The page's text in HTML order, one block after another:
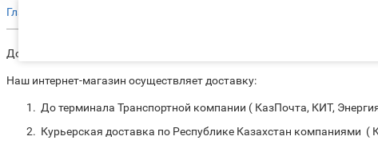
Главная
Доставка по всему Казахстану
Наш интернет-магазин осуществляет доставку:
До терминала Транспортной компании ( КазПочта, КИТ,
Курьерская доставка по Республике Казахстан компаниями (